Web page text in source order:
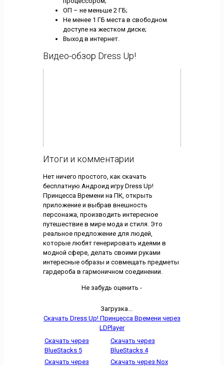
ОП – не меньше 2 ГБ;
Не менее 1 ГБ места в свободном
доступе на жестком диске;
Выход в интернет.
Видео-обзор Dress Up!
Итоги и комментарии
Нет ничего простого, как скачать
бесплатную Андроид игру Dress Up!
Принцесса Времени на ПК, открыть
приложение и выбрав внешность
персонажа, производить интересное
путешествие в мире мода и стиля. Это
реальное предложение для людей,
которые любят генерировать идеями в
модной сфере, делать своими руками
интересные образы и совмещать предметы
гардероба в гармоничном соединении.
Не забудь оценить -
Загрузка...
Скачать Dress Up! Принцесса Времени через
LDPlayer
Скачать через
BlueStacks 5
Скачать через
BlueStacks 4
Скачать через
Скачать через Nox